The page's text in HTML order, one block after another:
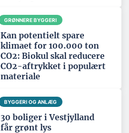
GRØNNERE BYGGERI
Kan potentielt spare
klimaet for 100.000 ton
CO2: Biokul skal reducere
CO2-aftrykket i populært
materiale
BYGGERI OG ANLÆG
30 boliger i Vestjylland
får grønt lys